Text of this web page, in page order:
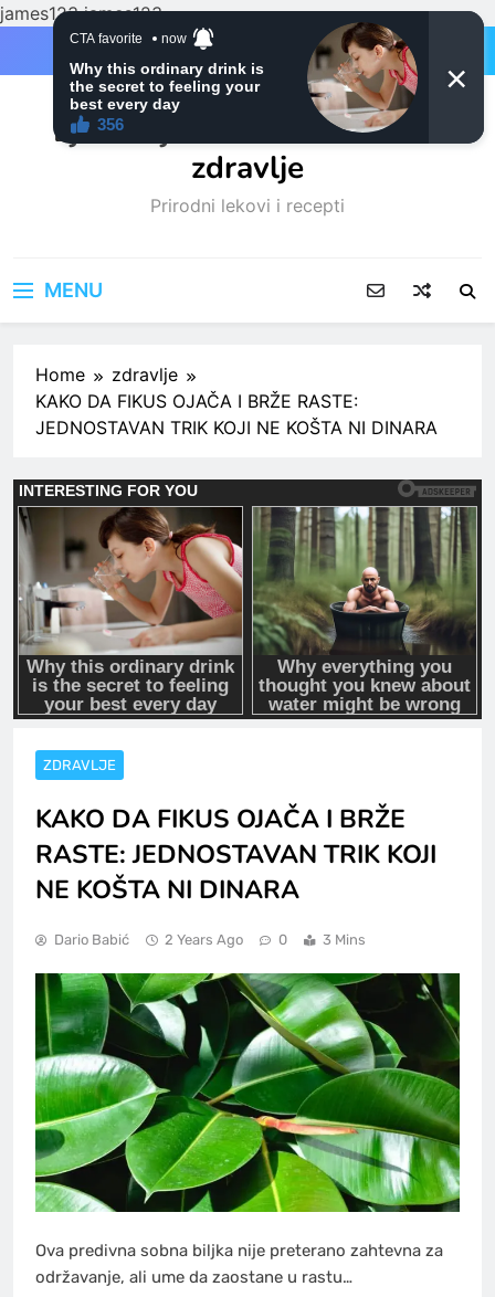
james123james123
Ljubitelji mačaka i Prirodno
zdravlje
Prirodni lekovi i recepti
MENU
Home
zdravlje
KAKO DA FIKUS OJAČA I BRŽE RASTE:
JEDNOSTAVAN TRIK KOJI NE KOŠTA NI DINARA
ZDRAVLJE
KAKO DA FIKUS OJAČA I BRŽE
RASTE: JEDNOSTAVAN TRIK KOJI
NE KOŠTA NI DINARA
Dario Babić 2 Years Ago 0 3 Mins
Ova predivna sobna biljka nije preterano zahtevna za
održavanje, ali ume da zaostane u rastu…